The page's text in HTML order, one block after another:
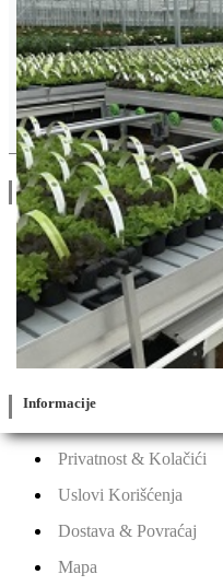
Drugi Proizvodi od Seminis
Linkovi
O Nama
Katalozi
Blog
Projektovanje / Izgradnja
Informacije
Privatnost & Kolačići
Uslovi Korišćenja
Dostava & Povraćaj
Mapa